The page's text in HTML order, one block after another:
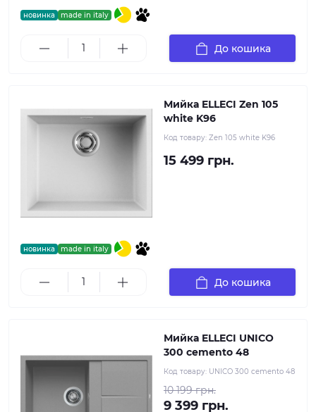
новинка made in italy
До кошика
новинка made in italy
Мийка ELLECI Zen 105
white K96
Код товару: Zen 105 white K96
15 499 грн.
До кошика
Мийка ELLECI UNICO
300 cemento 48
Код товару: UNICO 300 cemento 48
10 199 грн.
9 399 грн.